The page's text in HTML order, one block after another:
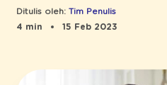
Ditulis oleh: Tim Penulis
4 min
15 Feb 2023